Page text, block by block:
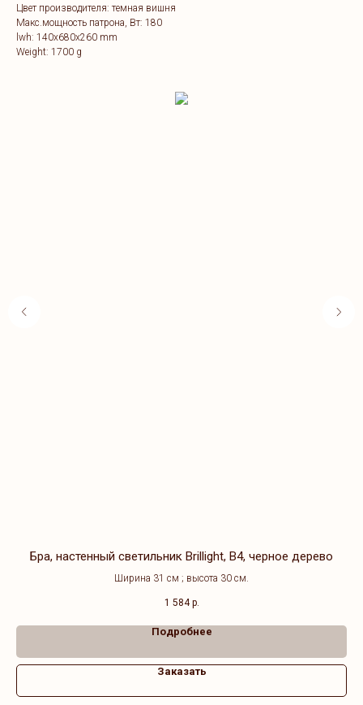
Цвет производителя: темная вишня
Макс.мощность патрона, Вт: 180
lwh: 140x680x260 mm
Weight: 1700 g
Бра, настенный светильник Brillight, B4, черное дерево
Ширина 31 см ; высота 30 см.
1 584 р.
Подробнее
Заказать